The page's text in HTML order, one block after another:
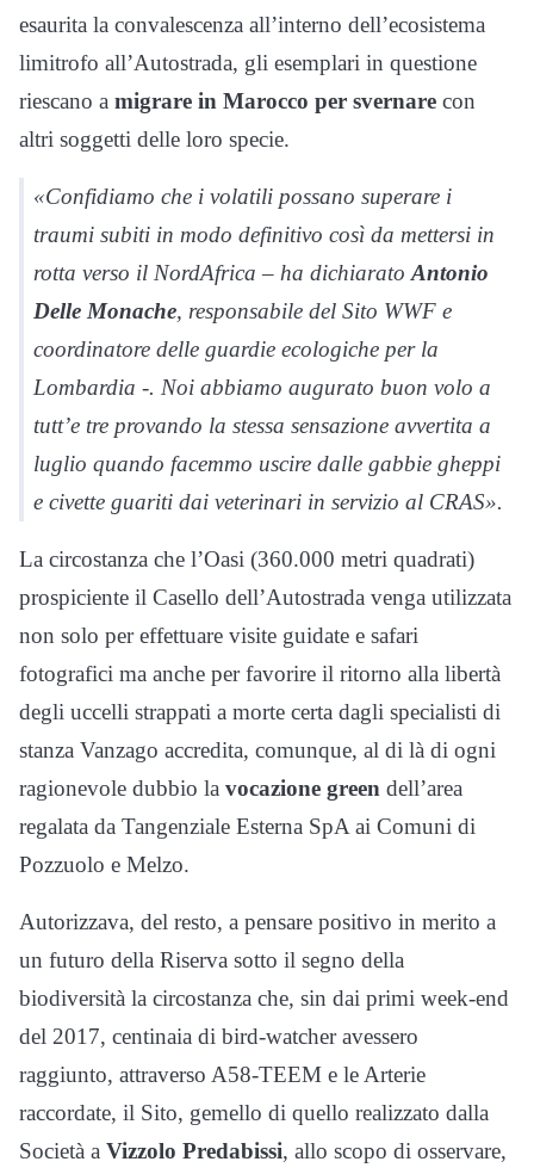
esaurita la convalescenza all’interno dell’ecosistema
limitrofo all’Autostrada, gli esemplari in questione
riescano a migrare in Marocco per svernare con
altri soggetti delle loro specie.
«Confidiamo che i volatili possano superare i
traumi subiti in modo definitivo così da mettersi in
rotta verso il NordAfrica – ha dichiarato Antonio
Delle Monache, responsabile del Sito WWF e
coordinatore delle guardie ecologiche per la
Lombardia -. Noi abbiamo augurato buon volo a
tutt’e tre provando la stessa sensazione avvertita a
luglio quando facemmo uscire dalle gabbie gheppi
e civette guariti dai veterinari in servizio al CRAS».
La circostanza che l’Oasi (360.000 metri quadrati)
prospiciente il Casello dell’Autostrada venga utilizzata
non solo per effettuare visite guidate e safari
fotografici ma anche per favorire il ritorno alla libertà
degli uccelli strappati a morte certa dagli specialisti di
stanza Vanzago accredita, comunque, al di là di ogni
ragionevole dubbio la vocazione green dell’area
regalata da Tangenziale Esterna SpA ai Comuni di
Pozzuolo e Melzo.
Autorizzava, del resto, a pensare positivo in merito a
un futuro della Riserva sotto il segno della
biodiversità la circostanza che, sin dai primi week-end
del 2017, centinaia di bird-watcher avessero
raggiunto, attraverso A58-TEEM e le Arterie
raccordate, il Sito, gemello di quello realizzato dalla
Società a Vizzolo Predabissi, allo scopo di osservare,